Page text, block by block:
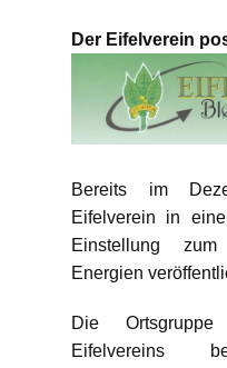
Der Eifelverein
Bereits im
Eifelverein in
Einstellung
Energien
Die
Eifelvereins